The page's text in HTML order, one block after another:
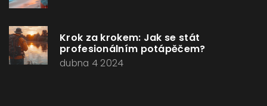
Krok za krokem: Jak se stát
profesionálním potápěčem?
dubna 4 2024